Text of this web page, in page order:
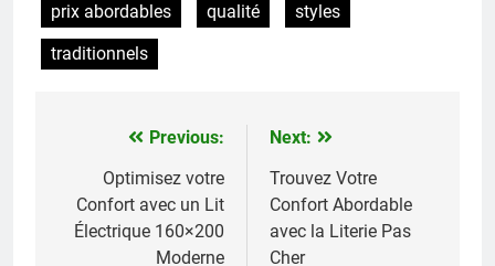
prix abordables
qualité
styles
traditionnels
Navigation
l’article
Previous:
Optimisez votre
Confort avec un Lit
Électrique 160×200
Moderne
Next:
Trouvez Votre
Confort Abordable
avec la Literie Pas
Cher